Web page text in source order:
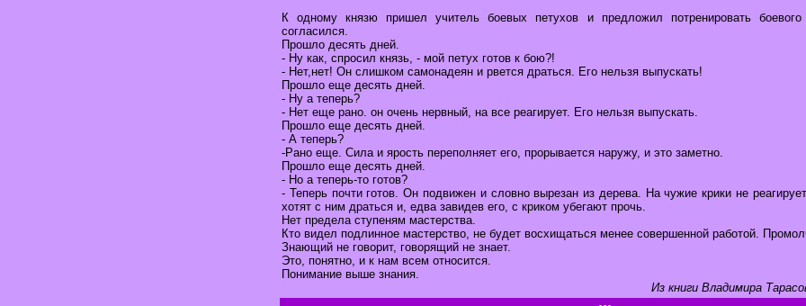
К одному князю пришел учитель боевых петухов и предложил потренировать боевого
согласился.
Прошло десять дней.
- Ну как, спросил князь, - мой петух готов к бою?!
- Нет,нет! Он слишком самонадеян и рвется драться. Его нельзя выпускать!
Прошло еще десять дней.
- Ну а теперь?
- Нет еще рано. он очень нервный, на все реагирует. Его нельзя выпускать.
Прошло еще десять дней.
- А теперь?
-Рано еще. Сила и ярость переполняет его, прорывается наружу, и это заметно.
Прошло еще десять дней.
- Но а теперь-то готов?
- Теперь почти готов. Он подвижен и словно вырезан из дерева. На чужие крики не
хотят с ним драться и, едва завидев его, с криком убегают прочь.
Нет предела ступеням мастерства.
Кто видел подлинное мастерство, не будет восхищаться менее совершенной работой.
Знающий не говорит, говорящий не знает.
Это, понятно, и к нам всем относится.
Понимание выше знания.
Из книги Владимира